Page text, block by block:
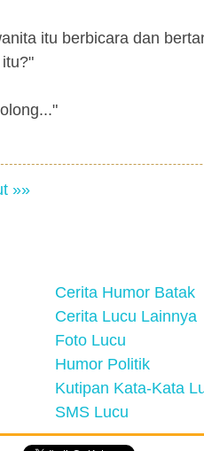
itu berbicara dan
»»
Cerita Humor Batak
Cerita Lucu Lainnya
Foto Lucu
Humor Politik
Kutipan Kata-Kata
SMS Lucu